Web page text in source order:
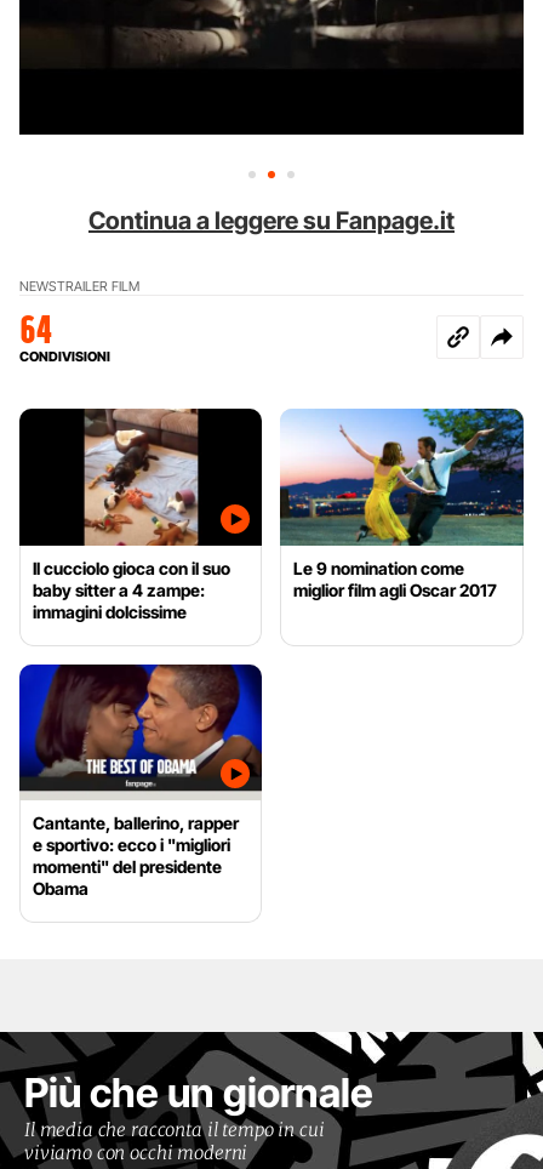
Continua a leggere su Fanpage.it
NEWSTRAILER FILM
64
CONDIVISIONI
Il cucciolo gioca con il suo
baby sitter a 4 zampe:
immagini dolcissime
Le 9 nomination come
miglior film agli Oscar 2017
Cantante, ballerino, rapper
e sportivo: ecco i "migliori
momenti" del presidente
Obama
Più che un giornale
Il media che racconta il tempo in cui
viviamo con occhi moderni